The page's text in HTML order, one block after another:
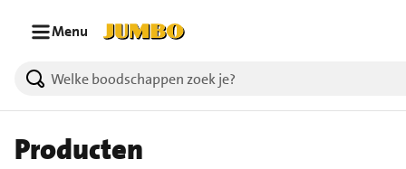
Menu
17701 producten gevonden.
Producten